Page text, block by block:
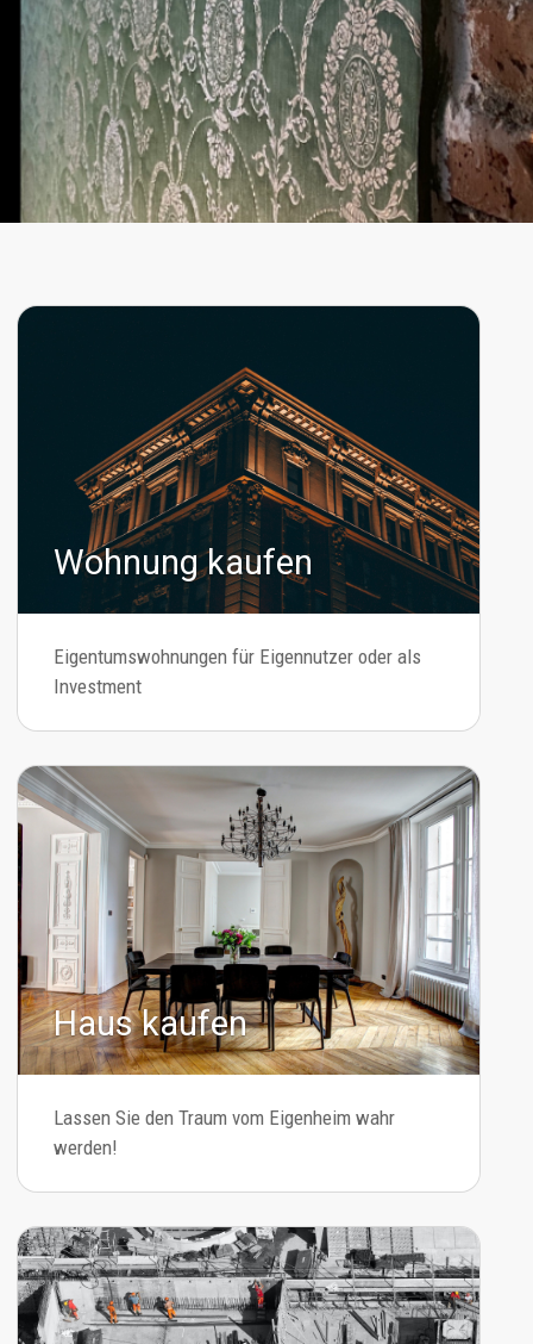
Wohnung kaufen
Eigentumswohnungen für Eigennutzer oder als
Investment
Haus kaufen
Lassen Sie den Traum vom Eigenheim wahr
werden!